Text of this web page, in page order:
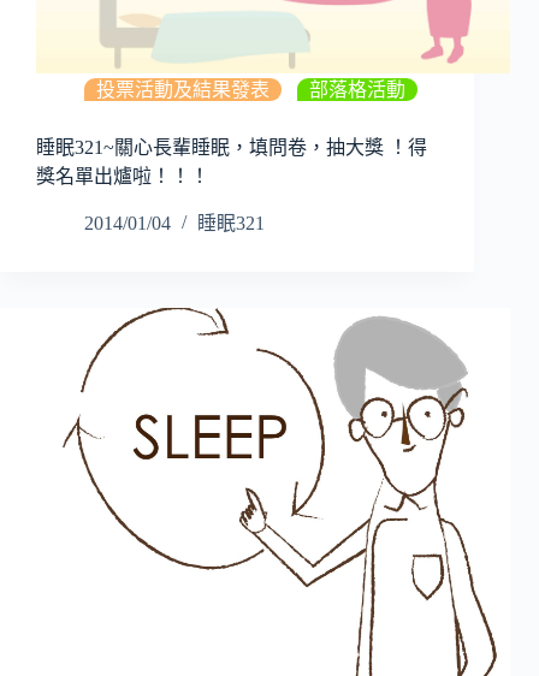
投票活動及結果發表 部落格活動
睡眠321~關心長輩睡眠，填問卷，抽大獎 ！得
獎名單出爐啦！！！
2014/01/04 睡眠321